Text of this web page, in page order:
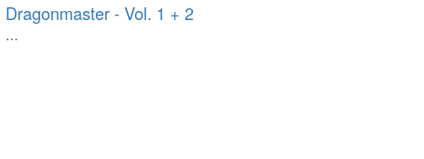
Dragonmaster - Vol. 1 + 2
…